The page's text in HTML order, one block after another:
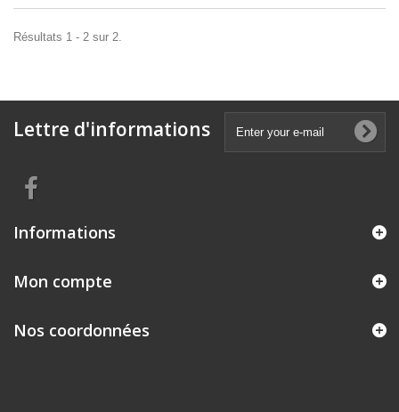
Résultats 1 - 2 sur 2.
Lettre d'informations
Informations
Mon compte
Nos coordonnées